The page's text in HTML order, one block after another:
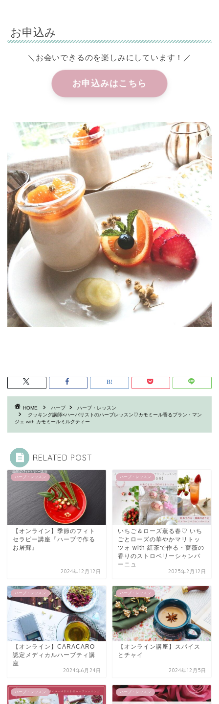
お申込み
＼お会いできるのを楽しみにしています！／
お申込みはこちら
HOME ハーブ
ハーブ・レッスン
クッキング講師×ハーバリストのハーブレッスン♡カモミール香るブラン・マン
ジェ with カモミールミルクティー
RELATED POST
ハーブ・レッスン
【オンライン】季節のフィト
セラピー講座『ハーブで作る
お屠蘇』
2024年12月12日
ハーブ・レッスン
いちご＆ローズ薫る春♡ いち
ごとローズの華やかマリトッ
ツォ with 紅茶で作る・薔薇の
香りのストロベリーシャンパ
ーニュ
2025年2月12日
ハーブ・レッスン
【オンライン】CARACARO
認定メディカルハーブティ講
座
2024年6月24日
ハーブ・レッスン
【オンライン講座】スパイス
とチャイ
2024年12月5日
ハーブ・レッスン ハーブ・レッスン